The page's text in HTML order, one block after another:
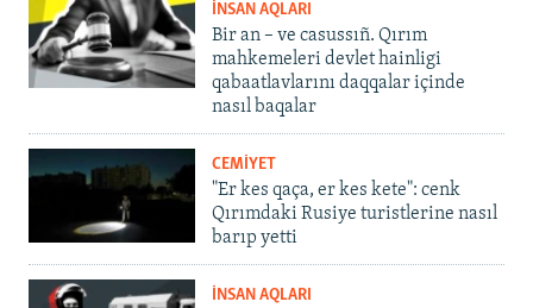
İNSAN AQLARI
Bir an – ve casussıñ. Qırım
mahkemeleri devlet hainligi
qabaatlavlarını daqqalar içinde
nasıl baqalar
CEMİYET
"Er kes qaça, er kes kete": cenk
Qırımdaki Rusiye turistlerine nasıl
barıp yetti
İNSAN AQLARI